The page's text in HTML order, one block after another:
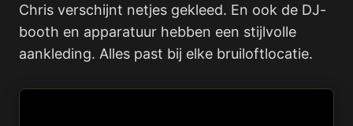
Chris verschijnt netjes gekleed. En ook de DJ-
booth en apparatuur hebben een stijlvolle
aankleding. Alles past bij elke bruiloftlocatie.